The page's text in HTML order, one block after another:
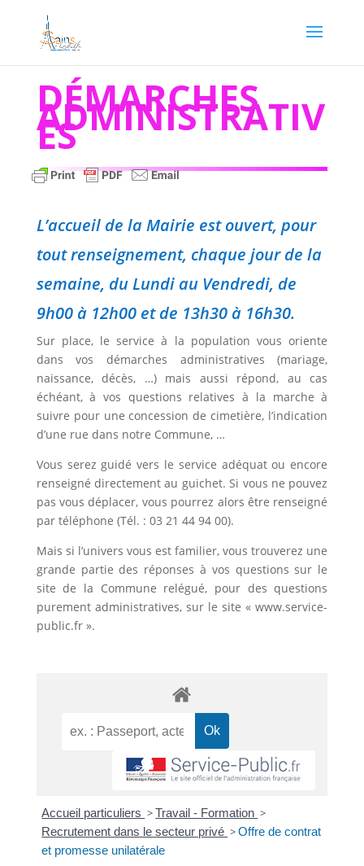
DÉMARCHES
ADMINISTRATIV
ES
L’accueil de la Mairie est ouvert, pour
tout renseignement, chaque jour de la
semaine, du Lundi au Vendredi, de
9h00 à 12h00 et de 13h30 à 16h30.
Sur place, le service à la population vous oriente
dans vos démarches administratives (mariage,
naissance, décès, …) mais aussi répond, au cas
échéant, à vos questions relatives à la marche à
suivre pour une concession de cimetière, l’indication
d’une rue dans notre Commune, …
Vous serez guidé vers le service adéquat ou encore
renseigné directement au guichet. Si vous ne pouvez
pas vous déplacer, vous pourrez alors être renseigné
par téléphone (Tél. : 03 21 44 94 00).
Mais si l’univers vous est familier, vous trouverez une
grande partie des réponses à vos questions sur le
site de la Commune relégué, pour des questions
purement administratives, sur le site « www.service-
public.fr ».
Accueil particuliers >Travail - Formation >
Recrutement dans le secteur privé >Offre de contrat
et promesse unilatérale